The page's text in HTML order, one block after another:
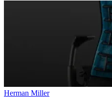
Herman Miller